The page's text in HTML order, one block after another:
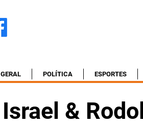
GERAL POLÍTICA ESPORTES
Israel &